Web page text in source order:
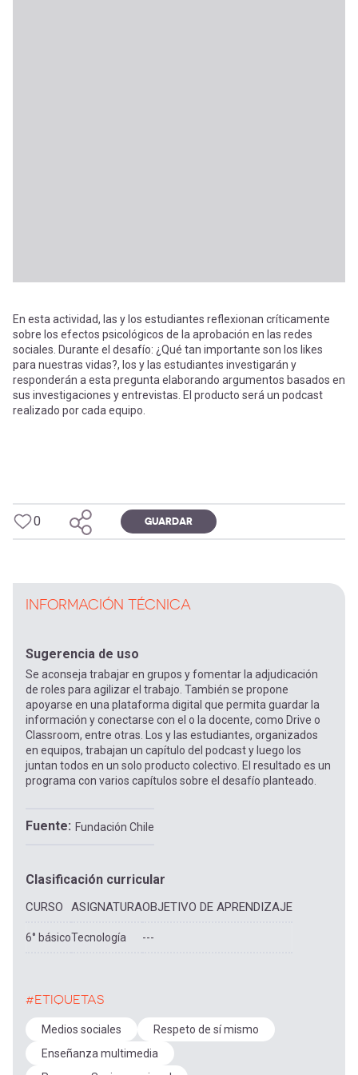
En esta actividad, las y los estudiantes reflexionan críticamente
sobre los efectos psicológicos de la aprobación en las redes
sociales. Durante el desafío: ¿Qué tan importante son los likes
para nuestras vidas?, los y las estudiantes investigarán y
responderán a esta pregunta elaborando argumentos basados en
sus investigaciones y entrevistas. El producto será un podcast
realizado por cada equipo.
0 GUARDAR
INFORMACIÓN TÉCNICA
Sugerencia de uso
Se aconseja trabajar en grupos y fomentar la adjudicación
de roles para agilizar el trabajo. También se propone
apoyarse en una plataforma digital que permita guardar la
información y conectarse con el o la docente, como Drive o
Classroom, entre otras. Los y las estudiantes, organizados
en equipos, trabajan un capítulo del podcast y luego los
juntan todos en un solo producto colectivo. El resultado es un
programa con varios capítulos sobre el desafío planteado.
Fuente Fundación Chile
Clasificación curricular
CURSO ASIGNATURAOBJETIVO DE APRENDIZAJE
6° básicoTecnología ---
#ETIQUETAS
Medios sociales
Respeto de sí mismo
Enseñanza multimedia